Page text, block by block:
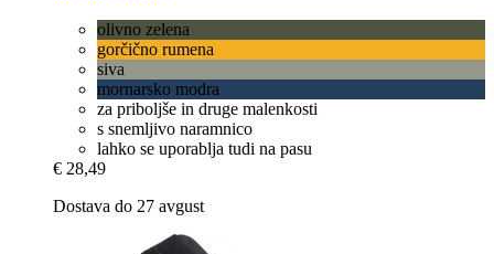
olivno zelena
gorčično rumena
siva
mornarsko modra
za priboljše in druge malenkosti
s snemljivo naramnico
lahko se uporablja tudi na pasu
€ 28,49
Dostava do 27 avgust